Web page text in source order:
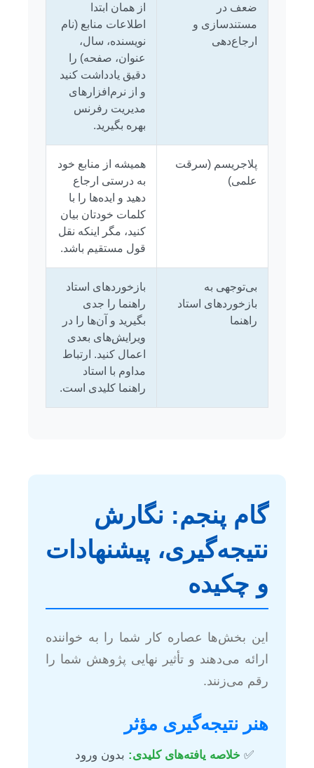
ضعف در
مستندسازی و
ارجاع‌دهی
از همان ابتدا
اطلاعات منابع (نام
نویسنده، سال،
عنوان، صفحه) را
دقیق یادداشت کنید
و از نرم‌افزارهای
مدیریت رفرنس
بهره بگیرید.
پلاجریسم (سرقت
علمی)
همیشه از منابع خود
به درستی ارجاع
دهید و ایده‌ها را با
کلمات خودتان بیان
کنید، مگر اینکه نقل
قول مستقیم باشد.
بی‌توجهی به
بازخوردهای استاد
راهنما
بازخوردهای استاد
راهنما را جدی
بگیرید و آن‌ها را در
ویرایش‌های بعدی
اعمال کنید. ارتباط
مداوم با استاد
راهنما کلیدی است.
گام پنجم: نگارش
نتیجه‌گیری، پیشنهادات
و چکیده
این بخش‌ها عصاره کار شما را به خواننده
ارائه می‌دهند و تأثیر نهایی پژوهش شما را
رقم می‌زنند.
هنر نتیجه‌گیری مؤثر
خلاصه یافته‌های کلیدی: بدون ورود